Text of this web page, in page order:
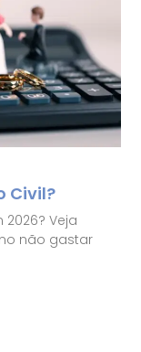
Civil?
Veja
não gastar